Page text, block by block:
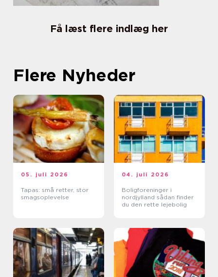
Få læst flere indlæg her
Flere Nyheder
05. juli 2026
Tapas: små retter, stor
smagsoplevelse
04. juli 2026
Boligforeninger i
nordjylland sådan finder
du den rette lejebolig